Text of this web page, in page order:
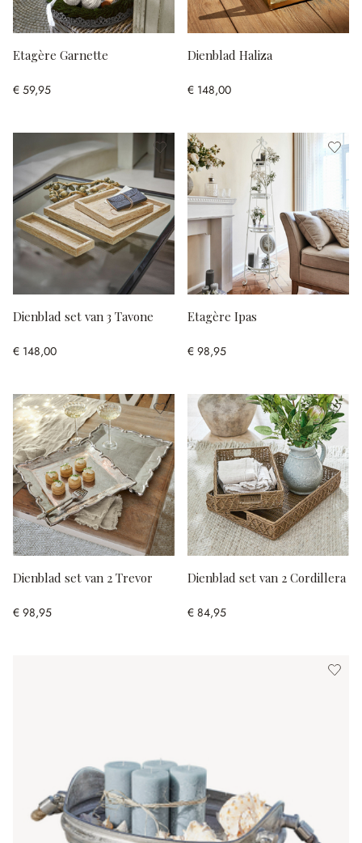
Etagère Garnette
€ 59,95
Dienblad Haliza
€ 148,00
Dienblad set van 3 Tavone
€ 148,00
Etagère Ipas
€ 98,95
Dienblad set van 2 Trevor
€ 98,95
Dienblad set van 2 Cordillera
€ 84,95